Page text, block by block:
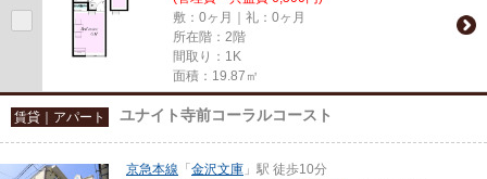
敷：0ヶ月｜礼：0ヶ月
所在階：2階
間取り：1K
面積：19.87㎡
賃貸｜アパート ユナイト寺前コーラルコースト
京急本線 「 金沢文庫 」駅 徒歩10分